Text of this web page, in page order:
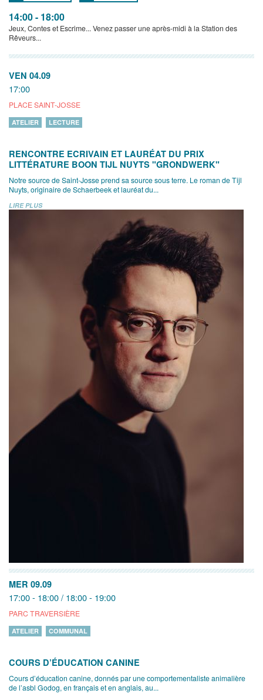
14:00 - 18:00
Jeux, Contes et Escrime... Venez passer une après-midi à la Station des
Rêveurs...
VEN 04.09
17:00
PLACE SAINT-JOSSE
ATELIER LECTURE
RENCONTRE ECRIVAIN ET LAURÉAT DU PRIX
LITTÉRATURE BOON TIJL NUYTS "GRONDWERK"
Notre source de Saint-Josse prend sa source sous terre. Le roman de Tijl
Nuyts, originaire de Schaerbeek et lauréat du...
LIRE PLUS
MER 09.09
17:00 - 18:00 / 18:00 - 19:00
PARC TRAVERSIÈRE
ATELIER COMMUNAL
COURS D’ÉDUCATION CANINE
Cours d’éducation canine, donnés par une comportementaliste animalière
de l’asbl Godog, en français et en anglais, au...